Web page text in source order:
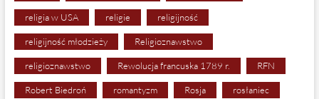
religia w USA religie religijność
religijność młodzieży Religioznawstwo
religioznawstwo Rewolucja francuska 1789 r. RFN
Robert Biedroń romantyzm Rosja rosłaniec